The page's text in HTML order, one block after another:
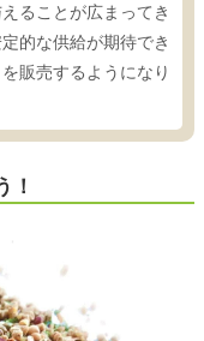
ることが広まってき
的な供給が期待でき
販売するようになり
！